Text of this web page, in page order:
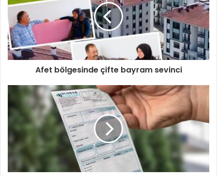
Afet bölgesinde çifte bayram sevinci